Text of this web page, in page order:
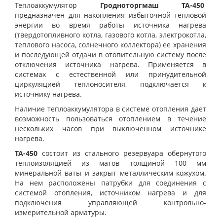
Теплоаккумулятор Гродноторгмаш ТА-450
предназначен для накопления избыточной тепловой
энергии во время работы источника нагрева
(твердотопливного котла, газового котла, электрокотла,
теплового насоса, солнечного коллектора) ее хранения
и последующей отдачи в отопительную систему после
отключения источника нагрева. Применяется в
системах с естественной или принудительной
циркуляцией теплоносителя, подключается к
источнику нагрева.
Наличие теплоаккумулятора в системе отопления дает
возможность пользоваться отоплением в течение
нескольких часов при выключенном источнике
нагрева.
ТА-450 состоит из стального резервуара обернутого
теплоизоляцией из матов толщиной 100 мм
минеральной ваты и закрыт металлическим кожухом.
На нем расположены патрубки для соединения с
системой отопления, источником нагрева и для
подключения управляющей контрольно-
измерительной арматуры.